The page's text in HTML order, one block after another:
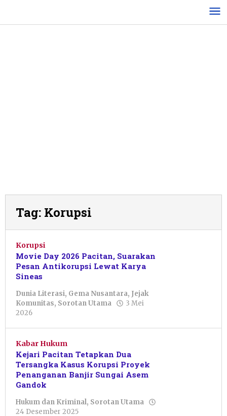
konten
Tag: Korupsi
Korupsi
Movie Day 2026 Pacitan, Suarakan
Pesan Antikorupsi Lewat Karya
Sineas
Dunia Literasi, Gema Nusantara, Jejak
Komunitas, Sorotan Utama
3 Mei
2026
Azizah
Kabar Hukum
Kejari Pacitan Tetapkan Dua
Tersangka Kasus Korupsi Proyek
Penanganan Banjir Sungai Asem
Gandok
Hukum dan Kriminal, Sorotan Utama
24 Desember 2025